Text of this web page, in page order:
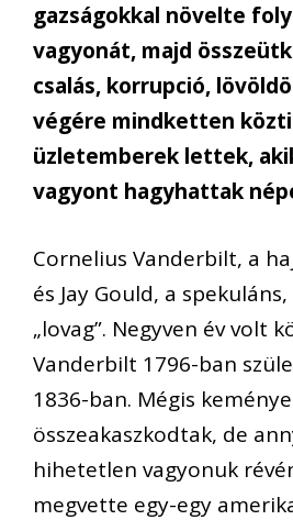
gazságokkal növelte
vagyonát, majd
csalás, korrupció,
végére mindketten
üzletemberek lettek,
vagyont hagyhattak
Cornelius Vanderbilt, a
és Jay Gould, a
„lovag”. Negyven év volt
Vanderbilt 1796-ban
1836-ban. Mégis
összeakaszkodtak, de
hihetetlen vagyonuk
megvette egy-egy